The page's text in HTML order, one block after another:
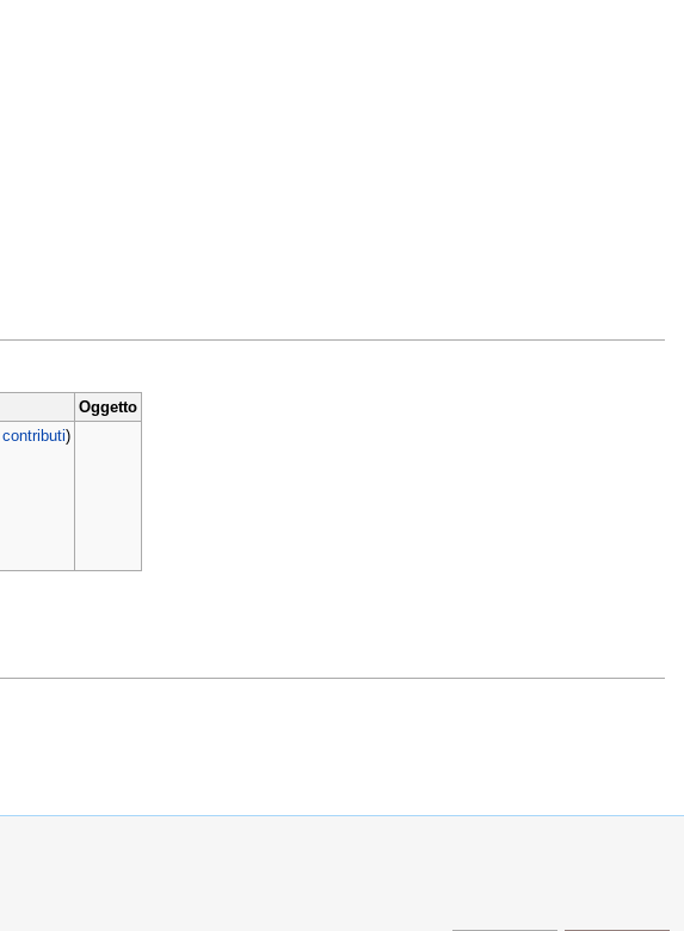
Oggetto
contributi)